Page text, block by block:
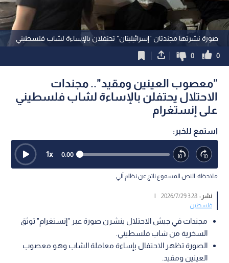
صورة نشرتها مجندتان "إسرائيليتان" تحتفلان بالإساءة لشاب فلسطيني
0
0
"معصوب العينين ومقيد".. مجندات
الاحتلال يحتفلن بالإساءة لشاب فلسطيني
على إنستغرام
استمع للخبر:
0:00
1x
ملاحظة: النص المسموع ناتج عن نظام آلي
نشر :3:28 2026/7/29
فلسطين
مجندات في جيش الاحتلال ينشرن صورة عبر "إنستغرام" توثق
السخرية من شاب فلسطيني.
الصورة تظهر الاحتفال بإساءة معاملة الشاب وهو معصوب
العينين ومقيد.